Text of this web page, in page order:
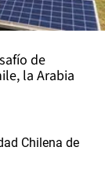
de
la Arabia